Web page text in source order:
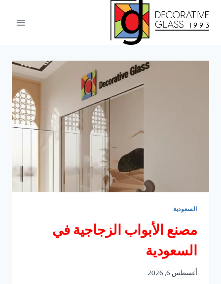
المحتوى
السعودية
مصنع الأبواب الزجاجية في
السعودية
أغسطس 6, 2026